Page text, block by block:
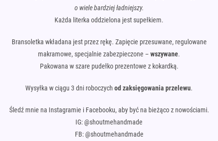
o wiele bardziej ładniejszy.
Każda literka oddzielona jest supełkiem.
Bransoletka wkładana jest przez rękę. Zapięcie przesuwane, regulowane
makramowe, specjalnie zabezpieczone – wszywane.
Pakowana w szare pudełko prezentowe z kokardką.
Wysyłka w ciągu 3 dni roboczych od zaksięgowania przelewu.
Śledź mnie na Instagramie i Facebooku, aby być na bieżąco z nowościami.
IG: @shoutmehandmade
FB: @shoutmehandmade